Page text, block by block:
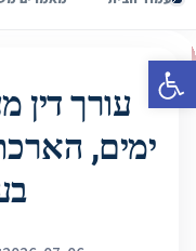
פתח סרגל נגישות
עורך
ימים,